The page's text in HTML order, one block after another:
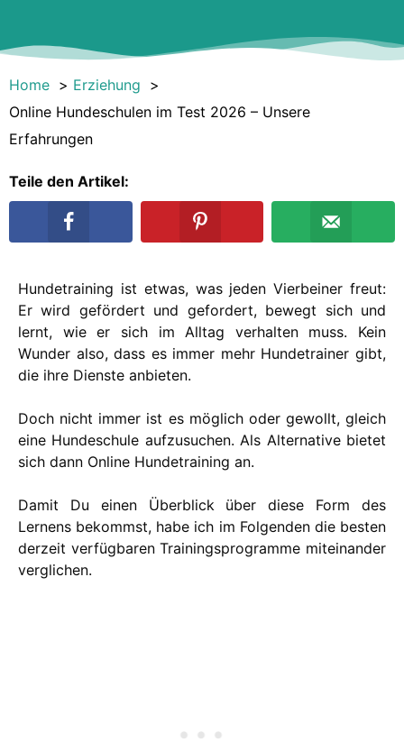
Home
Erziehung
Online Hundeschulen im Test 2026 – Unsere
Erfahrungen
Teile den Artikel:
Hundetraining ist etwas, was jeden Vierbeiner freut:
Er wird gefördert und gefordert, bewegt sich und
lernt, wie er sich im Alltag verhalten muss. Kein
Wunder also, dass es immer mehr Hundetrainer gibt,
die ihre Dienste anbieten.
Doch nicht immer ist es möglich oder gewollt, gleich
eine Hundeschule aufzusuchen. Als Alternative bietet
sich dann Online Hundetraining an.
Damit Du einen Überblick über diese Form des
Lernens bekommst, habe ich im Folgenden die besten
derzeit verfügbaren Trainingsprogramme miteinander
verglichen.